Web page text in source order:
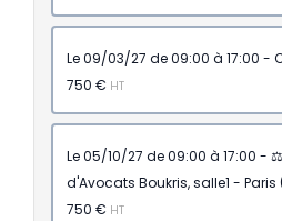
le
750 € HT
le 05/10/27 de 09:00 à 17:00 - ⚖️ PARIS, Cabinet
d'Avocats Boukris, salle1 - Paris
750 € HT